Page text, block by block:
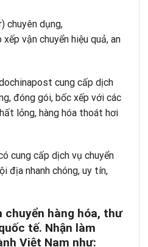
dụng,
vận chuyển hiệu quả, an
cung cấp dịch
đóng gói, bốc xếp với các
lỏng, hàng hóa thoát hơi
cung cấp dịch vụ chuyển
địa nhanh chóng, uy tín,
chuyển hàng hóa, thư
tế. Nhận làm
Việt Nam như: